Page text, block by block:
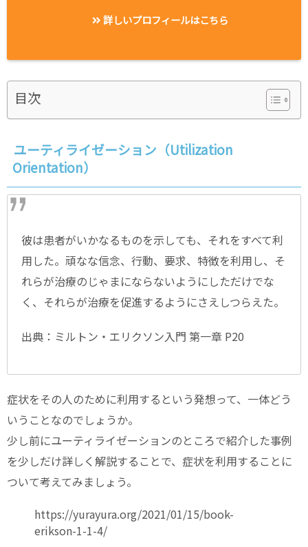
詳しいプロフィールはこちら
目次
ユーティライゼーション（Utilization
Orientation）
彼は患者がいかなるものを示しても、それをすべて利
用した。頑なな信念、行動、要求、特徴を利用し、そ
れらが治療のじゃまにならないようにしただけでな
く、それらが治療を促進するようにさえしつらえた。
出典：ミルトン・エリクソン入門 第一章 P20
症状をその人のために利用するという発想って、一体どう
いうことなのでしょうか。
少し前にユーティライゼーションのところで紹介した事例
を少しだけ詳しく解説することで、症状を利用することに
ついて考えてみましょう。
https://yurayura.org/2021/01/15/book-
erikson-1-1-4/